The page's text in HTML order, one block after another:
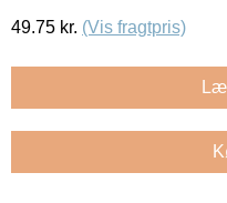
49.75 kr. (Vis fragtpris)